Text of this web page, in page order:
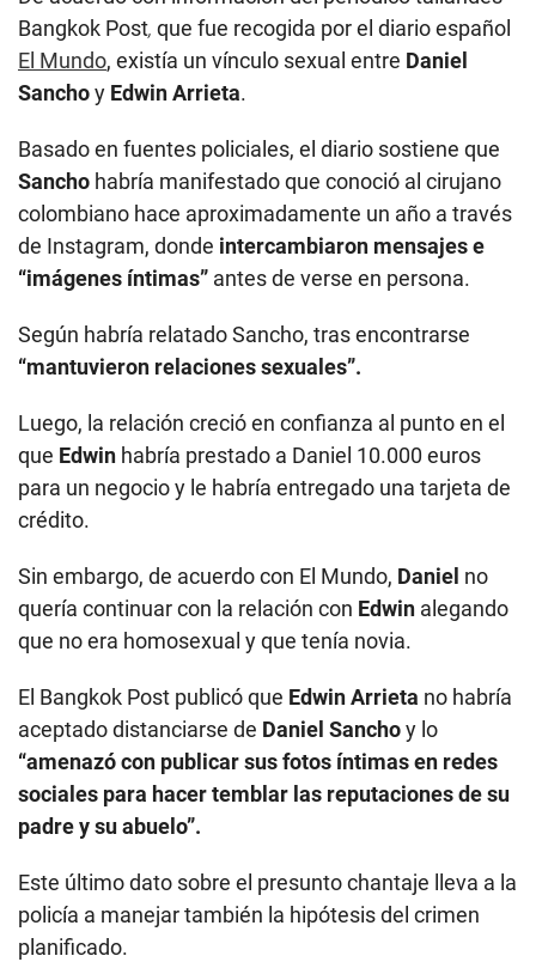
Bangkok Post, que fue recogida por el diario español
El Mundo, existía un vínculo sexual entre Daniel
Sanchoy Edwin Arrieta.
Basado en fuentes policiales, el diario sostiene que
Sancho habría manifestado que conoció al cirujano
colombiano hace aproximadamente un año a través
de Instagram, donde intercambiaron mensajes e
“imágenes íntimas” antes de verse en persona.
Según habría relatado Sancho, tras encontrarse
“mantuvieron relaciones sexuales”.
Luego, la relación creció en confianza al punto en el
que Edwin habría prestado a Daniel 10.000 euros
para un negocio y le habría entregado una tarjeta de
crédito.
Sin embargo, de acuerdo con El Mundo, Daniel no
quería continuar con la relación con Edwin alegando
que no era homosexual y que tenía novia.
El Bangkok Post publicó que Edwin Arrieta no habría
aceptado distanciarse de Daniel Sanchoy lo
“amenazó con publicar sus fotos íntimas en redes
sociales para hacer temblar las reputaciones de su
padre y su abuelo”.
Este último dato sobre el presunto chantaje lleva a la
policía a manejar también la hipótesis del crimen
planificado.